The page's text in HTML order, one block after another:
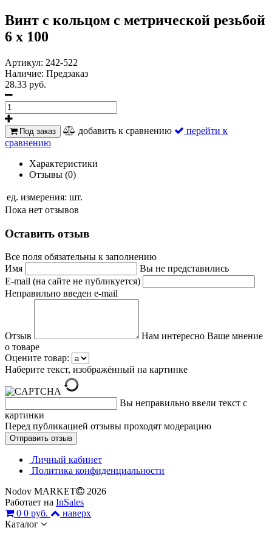
Винт с кольцом с метрической резьбой
6 х 100
Артикул: 242-522
Наличие: Предзаказ
28.33 руб.
Под заказ добавить к сравнению
перейти к
сравнению
Характеристики
Отзывы (0)
ед. измерения: шт.
Пока нет отзывов
Оставить отзыв
Все поля обязательны к заполнению
Имя
Вы не представились
E-mail (на сайте не публикуется)
Неправильно введен e-mail
Отзыв
Нам интересно Ваше мнение
о товаре
Оцените товар:
Наберите текст, изображённый на картинке
Вы неправильно ввели текст с
картинки
Перед публикацией отзывы проходят модерацию
Личный кабинет
Политика конфиденциальности
Nodov MARKET
2026
Работает на InSales
0 0 руб.
наверх
Каталог